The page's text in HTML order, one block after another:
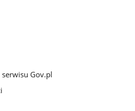
Gov.pl